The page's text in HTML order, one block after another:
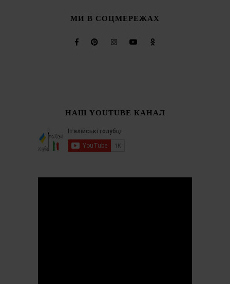
МИ В СОЦМЕРЕЖАХ
НАШ YOUTUBE КАНАЛ